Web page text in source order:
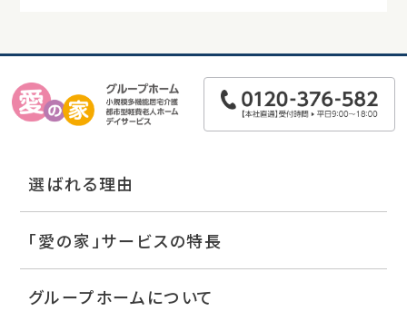
選ばれる理由
「愛の家」サービスの特長
グループホームについて